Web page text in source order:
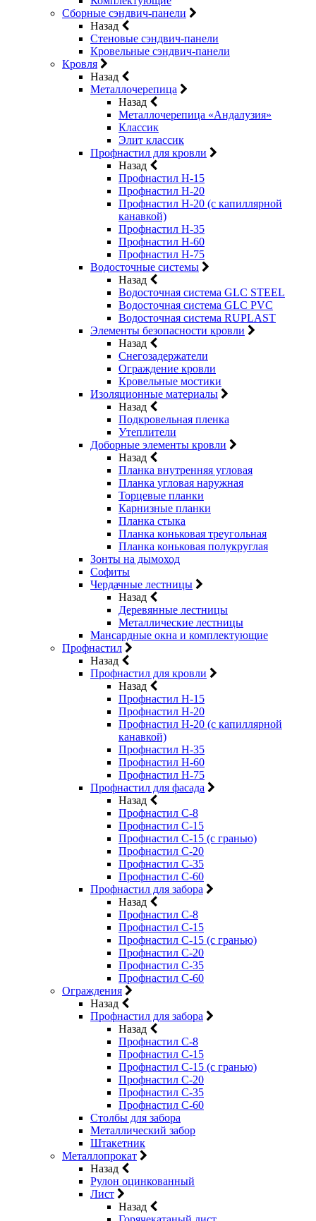
Сборные сэндвич-панели
Назад
Стеновые сэндвич-панели
Кровельные сэндвич-панели
Кровля
Назад
Металлочерепица
Назад
Металлочерепица «Андалузия»
Классик
Элит классик
Профнастил для кровли
Назад
Профнастил Н-15
Профнастил Н-20
Профнастил Н-20 (с капиллярной
канавкой)
Профнастил Н-35
Профнастил Н-60
Профнастил Н-75
Водосточные системы
Назад
Водосточная система GLC STEEL
Водосточная система GLC PVC
Водосточная система RUPLAST
Элементы безопасности кровли
Назад
Снегозадержатели
Ограждение кровли
Кровельные мостики
Изоляционные материалы
Назад
Подкровельная пленка
Утеплители
Доборные элементы кровли
Назад
Планка внутренняя угловая
Планка угловая наружная
Торцевые планки
Карнизные планки
Планка стыка
Планка коньковая треугольная
Планка коньковая полукруглая
Зонты на дымоход
Софиты
Чердачные лестницы
Назад
Деревянные лестницы
Металлические лестницы
Мансардные окна и комплектующие
Профнастил
Назад
Профнастил для кровли
Назад
Профнастил Н-15
Профнастил Н-20
Профнастил Н-20 (с капиллярной
канавкой)
Профнастил Н-35
Профнастил Н-60
Профнастил Н-75
Профнастил для фасада
Назад
Профнастил С-8
Профнастил С-15
Профнастил С-15 (с гранью)
Профнастил С-20
Профнастил С-35
Профнастил С-60
Профнастил для забора
Назад
Профнастил С-8
Профнастил С-15
Профнастил С-15 (с гранью)
Профнастил С-20
Профнастил С-35
Профнастил С-60
Ограждения
Назад
Профнастил для забора
Назад
Профнастил С-8
Профнастил С-15
Профнастил С-15 (с гранью)
Профнастил С-20
Профнастил С-35
Профнастил С-60
Столбы для забора
Металлический забор
Штакетник
Металлопрокат
Назад
Рулон оцинкованный
Лист
Назад